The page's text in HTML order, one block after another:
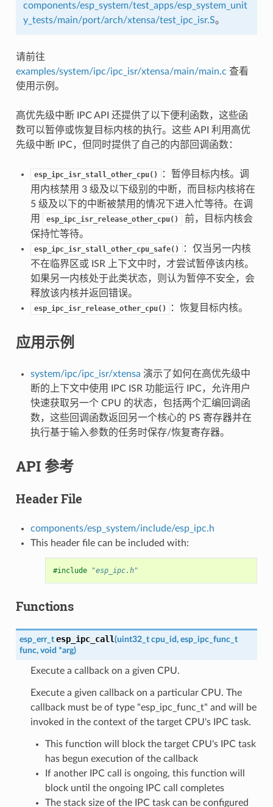
components/esp_system/test_apps/esp_system_unit
y_tests/main/port/arch/xtensa/test_ipc_isr.S。
请前往
examples/system/ipc/ipc_isr/xtensa/main/main.c 查看
使用示例。
高优先级中断 IPC API 还提供了以下便利函数，这些函
数可以暂停或恢复目标内核的执行。这些 API 利用高优
先级中断 IPC，但同时提供了自己的内部回调函数：
esp_ipc_isr_stall_other_cpu()
：暂停目标内核。调
用内核禁用 3 级及以下级别的中断，而目标内核将在
5 级及以下的中断被禁用的情况下进入忙等待。在调
用
esp_ipc_isr_release_other_cpu()
前，目标内核会
保持忙等待。
esp_ipc_isr_stall_other_cpu_safe()
：仅当另一内核
不在临界区或 ISR 上下文中时，才尝试暂停该内核。
如果另一内核处于此类状态，则认为暂停不安全，会
释放该内核并返回错误。
esp_ipc_isr_release_other_cpu() ：恢复目标内核。
应用示例
system/ipc/ipc_isr/xtensa 演示了如何在高优先级中
断的上下文中使用 IPC ISR 功能运行 IPC，允许用户
快速获取另一个 CPU 的状态，包括两个汇编回调函
数，这些回调函数返回另一个核心的 PS 寄存器并在
执行基于输入参数的任务时保存/恢复寄存器。
API 参考
Header File
components/esp_system/include/esp_ipc.h
This header file can be included with:
#include "esp_ipc.h"
Functions
esp_err_t esp_ipc_call(uint32_t cpu_id, esp_ipc_func_t
func, void *arg)
Execute a callback on a given CPU.
Execute a given callback on a particular CPU. The
callback must be of type "esp_ipc_func_t" and will be
invoked in the context of the target CPU's IPC task.
This function will block the target CPU's IPC task
has begun execution of the callback
If another IPC call is ongoing, this function will
block until the ongoing IPC call completes
The stack size of the IPC task can be configured